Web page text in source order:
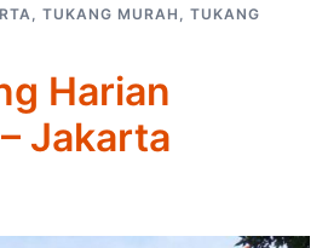
, TUKANG MURAH , TUKANG
Harian
Jakarta